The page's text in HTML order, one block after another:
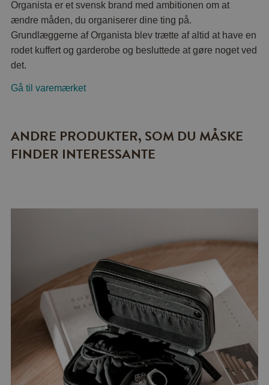
Organista er et svensk brand med ambitionen om at
ændre måden, du organiserer dine ting på.
Grundlæggerne af Organista blev trætte af altid at have en
rodet kuffert og garderobe og besluttede at gøre noget ved
det.
Gå til varemærket
ANDRE PRODUKTER, SOM DU MÅSKE
FINDER INTERESSANTE